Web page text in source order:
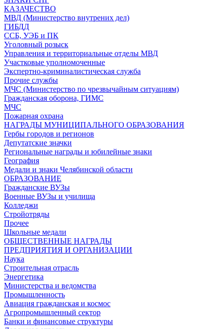
КАЗАЧЕСТВО
МВД (Министерство внутрених дел)
ГИБДД
ССБ, УЭБ и ПК
Уголовный розыск
Управления и территориальные отделы МВД
Участковые уполномоченные
Экспертно-криминалистическая служба
Прочие службы
МЧС (Министерство по чрезвычайным ситуациям)
Гражданская оборона, ГИМС
МЧС
Пожарная охрана
НАГРАДЫ МУНИЦИПАЛЬНОГО ОБРАЗОВАНИЯ
Гербы городов и регионов
Депутатские значки
Региональные награды и юбилейные знаки
География
Медали и знаки Челябинской области
ОБРАЗОВАНИЕ
Гражданские ВУЗы
Военные ВУЗы и училища
Колледжи
Стройотряды
Прочее
Школьные медали
ОБЩЕСТВЕННЫЕ НАГРАДЫ
ПРЕДПРИЯТИЯ И ОРГАНИЗАЦИИ
Наука
Строительная отрасль
Энергетика
Министерства и ведомства
Промышленность
Авиация гражданская и космос
Агропромышленный сектор
Банки и финансовые структуры